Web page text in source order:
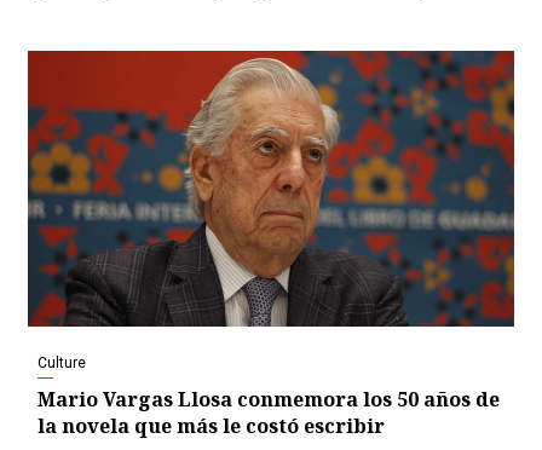
Culture
Mario Vargas Llosa conmemora los 50 años de
la novela que más le costó escribir